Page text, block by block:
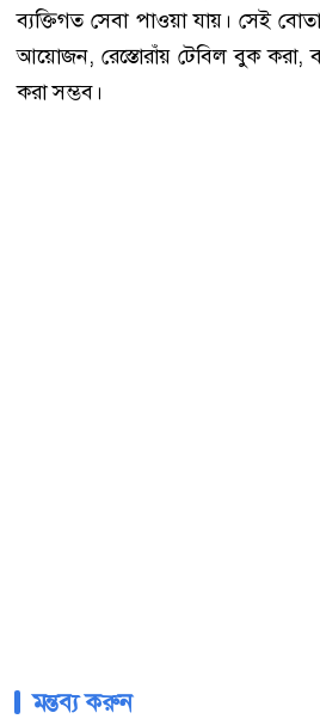
ব্যক্তিগত সেবা পাওয়া যায়। সেই
আয়োজন, রেস্তোরাঁয় টেবিল বুক করা,
করা সম্ভব।
মন্তব্য করুন